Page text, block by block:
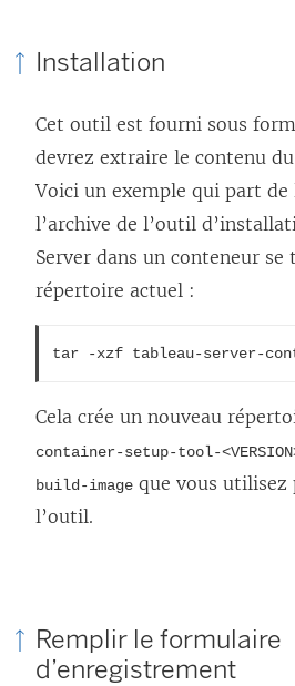
d
a
n
s
u
f
Installation
Cet outil est fourni sous
devrez extraire le contenu
Voici un exemple qui part de
l’archive de l’outil
Server dans un conteneur
répertoire actuel :
tar -xzf tableau-server-
Cela crée un nouveau
container-setup-tool-
build-image que vous utilisez
l’outil.
Remplir le formulaire
d’enregistrement